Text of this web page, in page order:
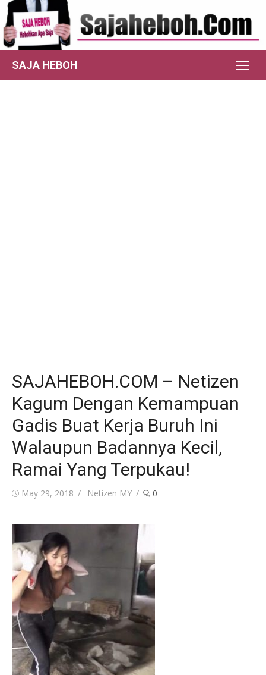
Skip
to
content
SAJA HEBOH
SAJAHEBOH.COM – Netizen
Kagum Dengan Kemampuan
Gadis Buat Kerja Buruh Ini
Walaupun Badannya Kecil,
Ramai Yang Terpukau!
Posted
May 29, 2018 Author
Netizen MY 0